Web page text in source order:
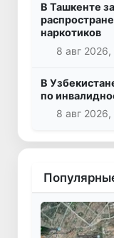
В Ташкенте
наркотиков
8 авг
В
по
8 авг